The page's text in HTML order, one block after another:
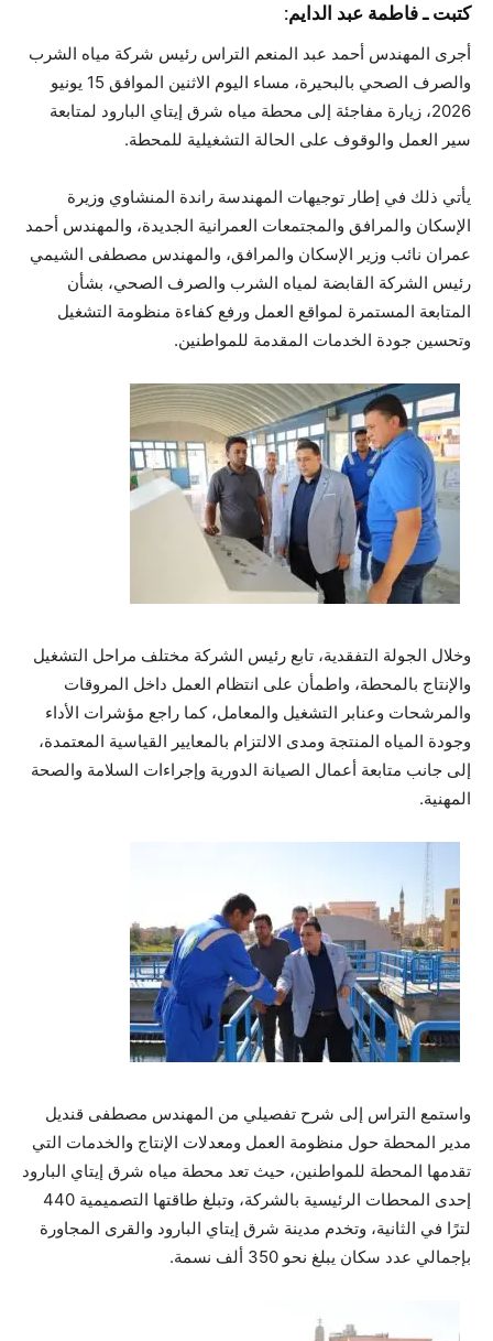
كتبت ـ فاطمة عبد الدايم:
أجرى المهندس أحمد عبد المنعم التراس رئيس شركة مياه الشرب
والصرف الصحي بالبحيرة، مساء اليوم الاثنين الموافق 15 يونيو
2026، زيارة مفاجئة إلى محطة مياه شرق إيتاي البارود لمتابعة
سير العمل والوقوف على الحالة التشغيلية للمحطة.
يأتي ذلك في إطار توجيهات المهندسة راندة المنشاوي وزيرة
الإسكان والمرافق والمجتمعات العمرانية الجديدة، والمهندس أحمد
عمران نائب وزير الإسكان والمرافق، والمهندس مصطفى الشيمي
رئيس الشركة القابضة لمياه الشرب والصرف الصحي، بشأن
المتابعة المستمرة لمواقع العمل ورفع كفاءة منظومة التشغيل
وتحسين جودة الخدمات المقدمة للمواطنين.
وخلال الجولة التفقدية، تابع رئيس الشركة مختلف مراحل التشغيل
والإنتاج بالمحطة، واطمأن على انتظام العمل داخل المروقات
والمرشحات وعنابر التشغيل والمعامل، كما راجع مؤشرات الأداء
وجودة المياه المنتجة ومدى الالتزام بالمعايير القياسية المعتمدة،
إلى جانب متابعة أعمال الصيانة الدورية وإجراءات السلامة والصحة
المهنية.
واستمع التراس إلى شرح تفصيلي من المهندس مصطفى قنديل
مدير المحطة حول منظومة العمل ومعدلات الإنتاج والخدمات التي
تقدمها المحطة للمواطنين، حيث تعد محطة مياه شرق إيتاي البارود
إحدى المحطات الرئيسية بالشركة، وتبلغ طاقتها التصميمية 440
لترًا في الثانية، وتخدم مدينة شرق إيتاي البارود والقرى المجاورة
بإجمالي عدد سكان يبلغ نحو 350 ألف نسمة.